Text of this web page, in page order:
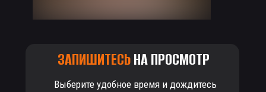
Выберите удобное время и дождитесь
ЗАПИШИТЕСЬНА ПРОСМОТР